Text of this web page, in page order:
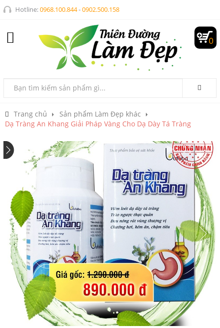
Hotline:0968.100.844-0902.500.158
0
Trang chủ
Sản phẩm Làm Đẹp khác
Dạ Tràng An Khang Giải Pháp Vàng Cho Dạ Dày Tá Tràng